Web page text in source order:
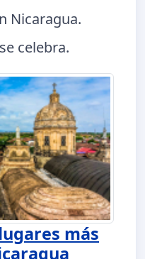
Nicaragua.
celebra.
más